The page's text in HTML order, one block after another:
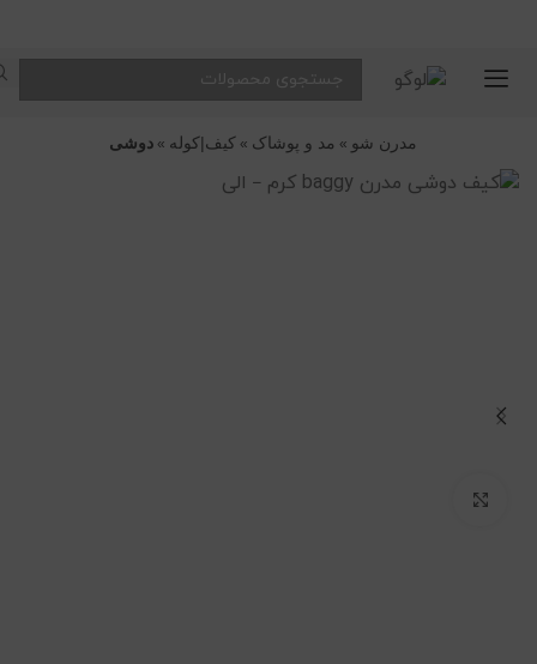
مدرن شو » مد و پوشاک »کیف|کوله »دوشی
محصولات